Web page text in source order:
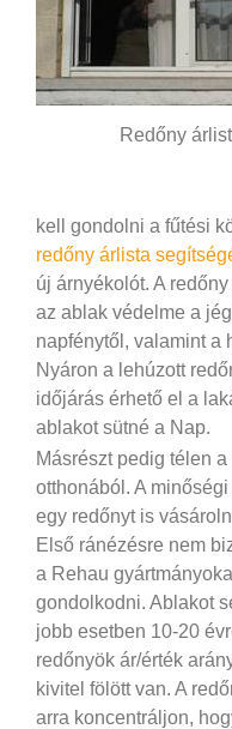
Redőny
kell gondolni a fűtési
redőny árlista
új árnyékolót. A
az ablak védelme a
napfénytől, valamint a
Nyáron a lehúzott
időjárás érhető el a
ablakot sütné a Nap.
Másrészt pedig télen
otthonából. A
egy redőnyt is
Első ránézésre nem
a Rehau
gondolkodni. Ablakot
jobb esetben 10-20
redőnyök ár/érték
kivitel fölött van. A
arra koncentráljon,